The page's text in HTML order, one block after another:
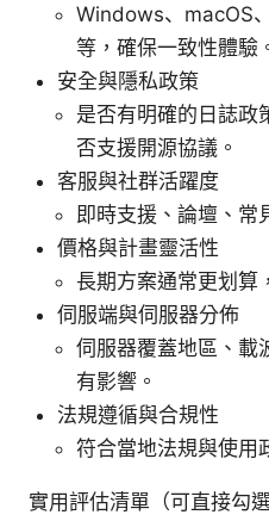
Windows、macOS
等，確保一致性體驗
安全與隱私政策
是否有明確的日誌政
否支援開源協議。
客服與社群活躍度
即時支援、論壇、常
價格與計畫靈活性
長期方案通常更划算
伺服端與伺服器分佈
伺服器覆蓋地區、載
有影響。
法規遵循與合規性
符合當地法規與使用
實用評估清單（可直接勾選